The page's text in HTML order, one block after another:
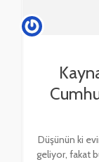
Kaynağı Belirsiz Para Girişleri
Düşünün ki
geliyor, fakat